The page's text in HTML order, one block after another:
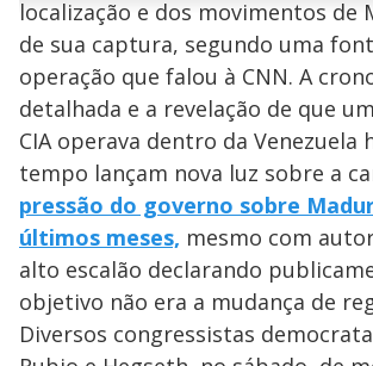
a
y
V
i
d
n
d
s
u
n
o
s
M
u
d
o
localização e dos movimentos de
de sua captura, segundo uma
operação que falou à CNN. A
detalhada e a revelação de que
CIA operava dentro da Venezuela
tempo lançam nova luz sobre a
pressão do governo sobre
últimos meses, mesmo com
alto escalão declarando
objetivo não era a mudança de
Diversos congressistas